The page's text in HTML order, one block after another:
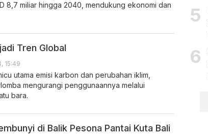
8,7 miliar hingga 2040, mendukung ekonomi dan
Tren Global
15:49
utama emisi karbon dan perubahan iklim,
mengurangi penggunaannya melalui
bara.
di Balik Pesona Pantai Kuta Bali